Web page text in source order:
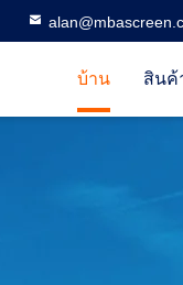
บ้าน สินค้